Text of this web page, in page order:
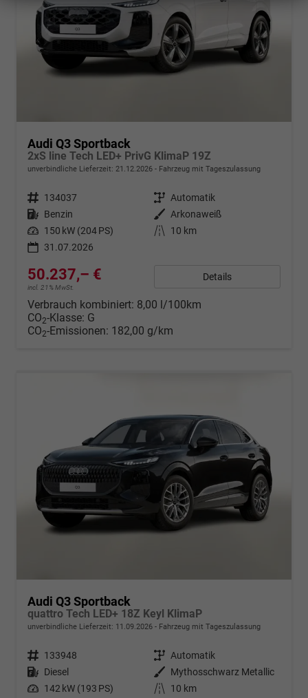
Audi Q3 Sportback
2xS line Tech LED+ PrivG KlimaP 19Z
unverbindliche Lieferzeit: 21.12.2026 Fahrzeug mit Tageszulassung
Fahrzeugnr. 134037 Getriebe Automatik
Kraftstoff Benzin Außenfarbe Arkonaweiß
Leistung 150 kW (204 PS) Kilometerstand
10 km
31.07.2026
50.237,– €
incl. 21% MwSt.
Details
Verbrauch kombiniert: 8,00 l/100km
CO2-Klasse: G
CO2-Emissionen: 182,00 g/km
Audi Q3 Sportback
quattro Tech LED+ 18Z Keyl KlimaP
unverbindliche Lieferzeit: 11.09.2026 Fahrzeug mit Tageszulassung
Fahrzeugnr. 133948 Getriebe Automatik
Kraftstoff Diesel Außenfarbe Mythosschwarz Metallic
Leistung 142 kW (193 PS) Kilometerstand
10 km